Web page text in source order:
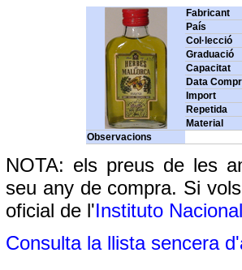
Fabricant
País
Col·lecció
Graduació
Capacitat
Data
Import
Repetida
Material
Observacions
NOTA: els preus de les
seu any de compra. Si
oficial de l'Instituto
Consulta la llista sencera